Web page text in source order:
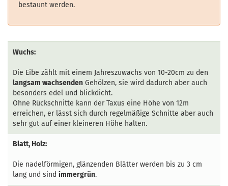
bestaunt werden.
Wuchs:
Die Eibe zählt mit einem Jahreszuwachs von 10-20cm zu den
langsam wachsenden Gehölzen, sie wird dadurch aber auch
besonders edel und blickdicht.
Ohne Rückschnitte kann der Taxus eine Höhe von 12m
erreichen, er lässt sich durch regelmäßige Schnitte aber auch
sehr gut auf einer kleineren Höhe halten.
Blatt, Holz:
Die nadelförmigen, glänzenden Blätter werden bis zu 3 cm
lang und sind immergrün.